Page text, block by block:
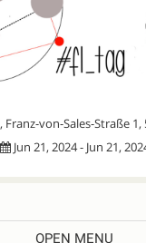
, Franz-von-Sales-Straße
Jun 21, 2024 - Jun 21,
OPEN MENU